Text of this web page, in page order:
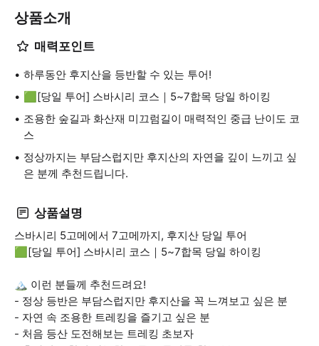
상품소개
매력포인트
하루동안 후지산을 등반할 수 있는 투어!
🟩[당일 투어] 스바시리 코스｜5~7합목 당일 하이킹
조용한 숲길과 화산재 미끄럼길이 매력적인 중급 난이도 코
스
정상까지는 부담스럽지만 후지산의 자연을 깊이 느끼고 싶
은 분께 추천드립니다.
상품설명
스바시리 5고메에서 7고메까지, 후지산 당일 투어
🟩[당일 투어] 스바시리 코스｜5~7합목 당일 하이킹
🏔 이런 분들께 추천드려요!
- 정상 등반은 부담스럽지만 후지산을 꼭 느껴보고 싶은 분
- 자연 속 조용한 트레킹을 즐기고 싶은 분
- 처음 등산 도전해보는 트레킹 초보자